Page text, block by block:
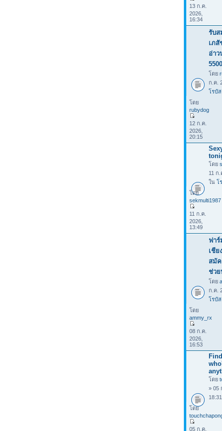
13 ก.ค.
2026,
16:34
รับส
เภ
อ่าว
โดย
ก.ค.
โรบั
โดย
rubydog
12 ก.ค.
2026,
20:15
โดย
11 ก.
ใน โ
โดย
sekmulti1987
11 ก.ค.
2026,
13:49
ฟา
เชีย
สมัค
ช่วย
โดย
ก.ค.
โรบั
โดย
ammy_rx
08 ก.ค.
2026,
16:53
โดย
» 05
โดย
05 ก.ค.